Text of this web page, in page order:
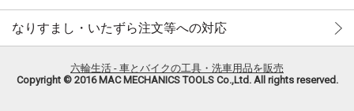
なりすまし・いたずら注文等への対応
六輪生活 - 車とバイクの工具・洗車用品を販売
Copyright © 2016 MAC MECHANICS TOOLS Co.,Ltd. All rights reserved.